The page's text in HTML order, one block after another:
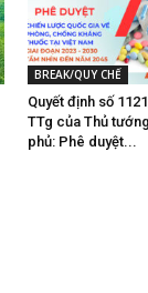
BREAK/QUY CHẾ
Quyết định số
TTg của Thủ
phủ: Phê duyệt...